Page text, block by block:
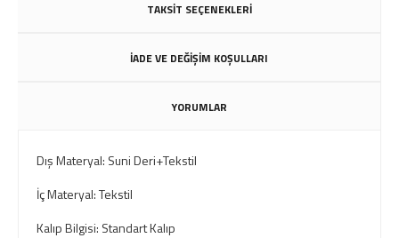
TAKSİT SEÇENEKLERİ
İADE VE DEĞİŞİM KOŞULLARI
YORUMLAR
Dış Materyal: Suni Deri+Tekstil
İç Materyal: Tekstil
Kalıp Bilgisi: Standart Kalıp